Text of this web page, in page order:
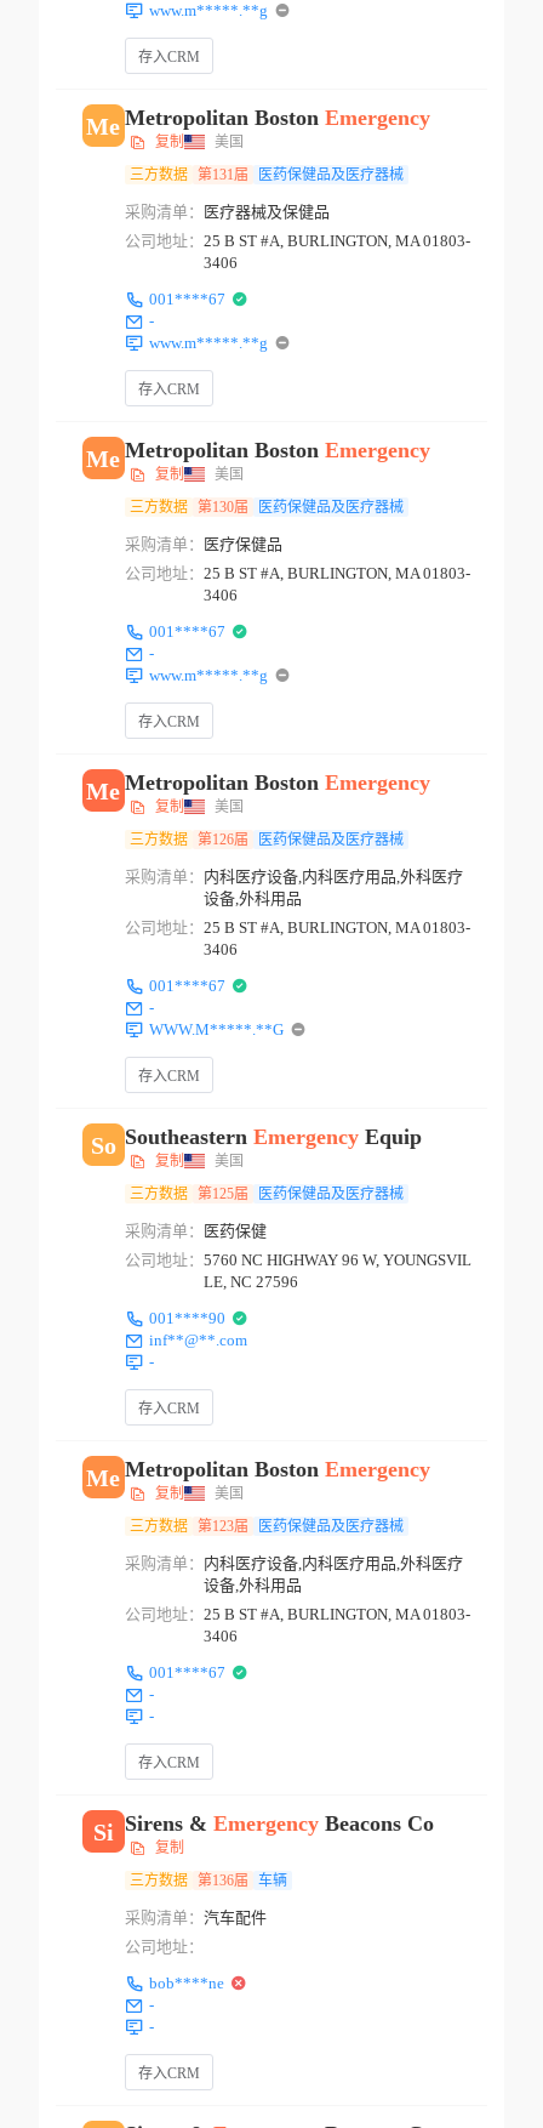
www.m*****.**g
存入CRM
MeMetropolitan Boston Emergency
复制
美国
三方数据 第131届 医药保健品及医疗器械
采购清单：
医疗器械及保健品
公司地址： 25 B ST #A, BURLINGTON, MA 01803-
3406
001****67
-
www.m*****.**g
存入CRM
MeMetropolitan Boston Emergency
复制
美国
三方数据 第130届 医药保健品及医疗器械
采购清单：
医疗保健品
公司地址： 25 B ST #A, BURLINGTON, MA 01803-
3406
001****67
-
www.m*****.**g
存入CRM
MeMetropolitan Boston Emergency
复制
美国
三方数据 第126届 医药保健品及医疗器械
采购清单： 内科医疗设备,内科医疗用品,外科医疗
设备,外科用品
公司地址： 25 B ST #A, BURLINGTON, MA 01803-
3406
001****67
-
WWW.M*****.**G
存入CRM
So Southeastern EmergencyEquip
复制
美国
三方数据 第125届 医药保健品及医疗器械
采购清单：
医药保健
公司地址： 5760 NC HIGHWAY 96 W, YOUNGSVIL
LE, NC 27596
001****90
inf**@**.com
-
存入CRM
MeMetropolitan Boston Emergency
复制
美国
三方数据 第123届 医药保健品及医疗器械
采购清单： 内科医疗设备,内科医疗用品,外科医疗
设备,外科用品
公司地址： 25 B ST #A, BURLINGTON, MA 01803-
3406
001****67
-
-
存入CRM
Si Sirens & EmergencyBeacons Co
复制
三方数据 第136届 车辆
采购清单： 汽车配件
公司地址：
bob****ne
-
-
存入CRM